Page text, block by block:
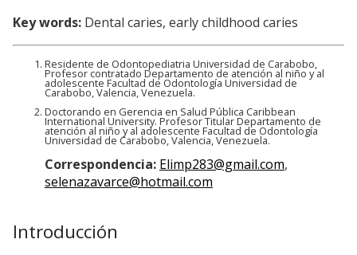
Key words: Dental caries, early childhood caries
Residente de Odontopediatria Universidad de Carabobo,
Profesor contratado Departamento de atención al niño y al
adolescente Facultad de Odontología Universidad de
Carabobo, Valencia, Venezuela.
Doctorando en Gerencia en Salud Pública Caribbean
International University. Profesor Titular Departamento de
atención al niño y al adolescente Facultad de Odontología
Universidad de Carabobo, Valencia, Venezuela.
Correspondencia: Elimp283@gmail.com,
selenazavarce@hotmail.com
Introducción